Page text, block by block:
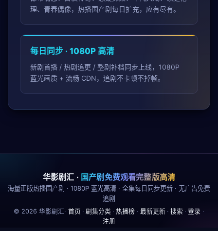
理、青春偶像，热播国产剧每日扩充，应有尽有。
每日同步 · 1080P 高清
新剧首播 / 热剧追更 / 整剧补档同步上线，1080P
蓝光画质 + 流畅 CDN，追剧不卡顿不掉帧。
华影剧汇 · 国产剧免费观看完整版高清
海量正版热播国产剧 · 1080P 蓝光高清 · 全集每日同步更新 · 无广告免费
追剧
© 2026 华影剧汇· 首页 · 剧集分类 · 热播榜 · 最新更新 · 搜索 · 登录 ·
注册